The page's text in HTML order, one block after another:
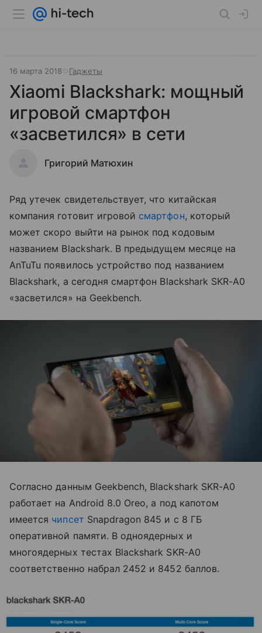
16 марта 2018 Гаджеты
Xiaomi Blackshark: мощный
игровой смартфон
«засветился» в сети
Григорий Матюхин
Ряд утечек свидетельствует, что китайская
компания готовит игровой смартфон, который
может скоро выйти на рынок под кодовым
названием Blackshark. В предыдущем месяце на
AnTuTu появилось устройство под названием
Blackshark, а сегодня смартфон Blackshark SKR-A0
«засветился» на Geekbench.
Согласно данным Geekbench, Blackshark SKR-A0
работает на Android 8.0 Oreo, а под капотом
имеется чипсет Snapdragon 845 и с 8 ГБ
оперативной памяти. В одноядерных и
многоядерных тестах Blackshark SKR-A0
соответственно набрал 2452 и 8452 баллов.